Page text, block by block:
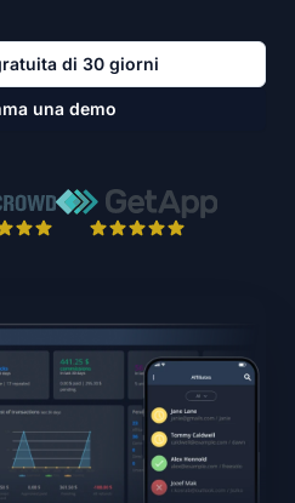
di 30 giorni
una demo